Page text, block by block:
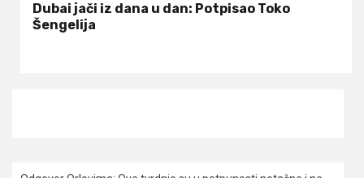
Dubai jači iz dana u dan: Potpisao Toko
Šengelija